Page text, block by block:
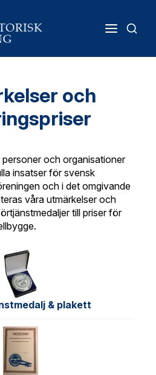
och
och organisationer
insatser för svensk
och i det omgivande
våra utmärkelser och
till priser för
& plakett